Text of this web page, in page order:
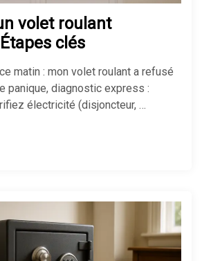
volet roulant
clés
matin : mon volet roulant a refusé
panique, diagnostic express :
électricité (disjoncteur, …